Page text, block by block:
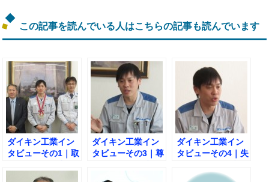
この記事を読んでいる人はこちらの記事も読んでいます
ダイキン工業イン
タビューその1｜取
なった座右の銘。
ダイキン工業イン
タビューその3｜尊
ダイキン工業イン
タビューその4｜失
捉える方法とは？